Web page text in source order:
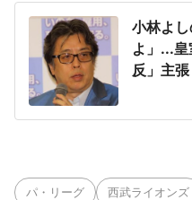
小林よ
よ」...
反」主張
パ・リーグ 西武ライオンズ